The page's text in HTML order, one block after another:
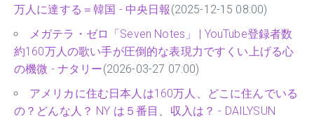
万人に達する＝韓国 - 中央日報 (2025-12-15 08:00)
メガテラ・ゼロ「Seven Notes」 | YouTube登録者数
約160万人の歌い手が圧倒的な表現力ですくい上げる心
の機微 - ナタリー(2026-03-27 07:00)
アメリカに住む日本人は160万人、どこに住んでいる
の？どんな人？ NY は５番目、収入は？ - DAILYSUN